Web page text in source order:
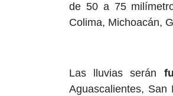
de 50 a 75
Colima, Michoacán,
Las lluvias serán
Aguascalientes, San